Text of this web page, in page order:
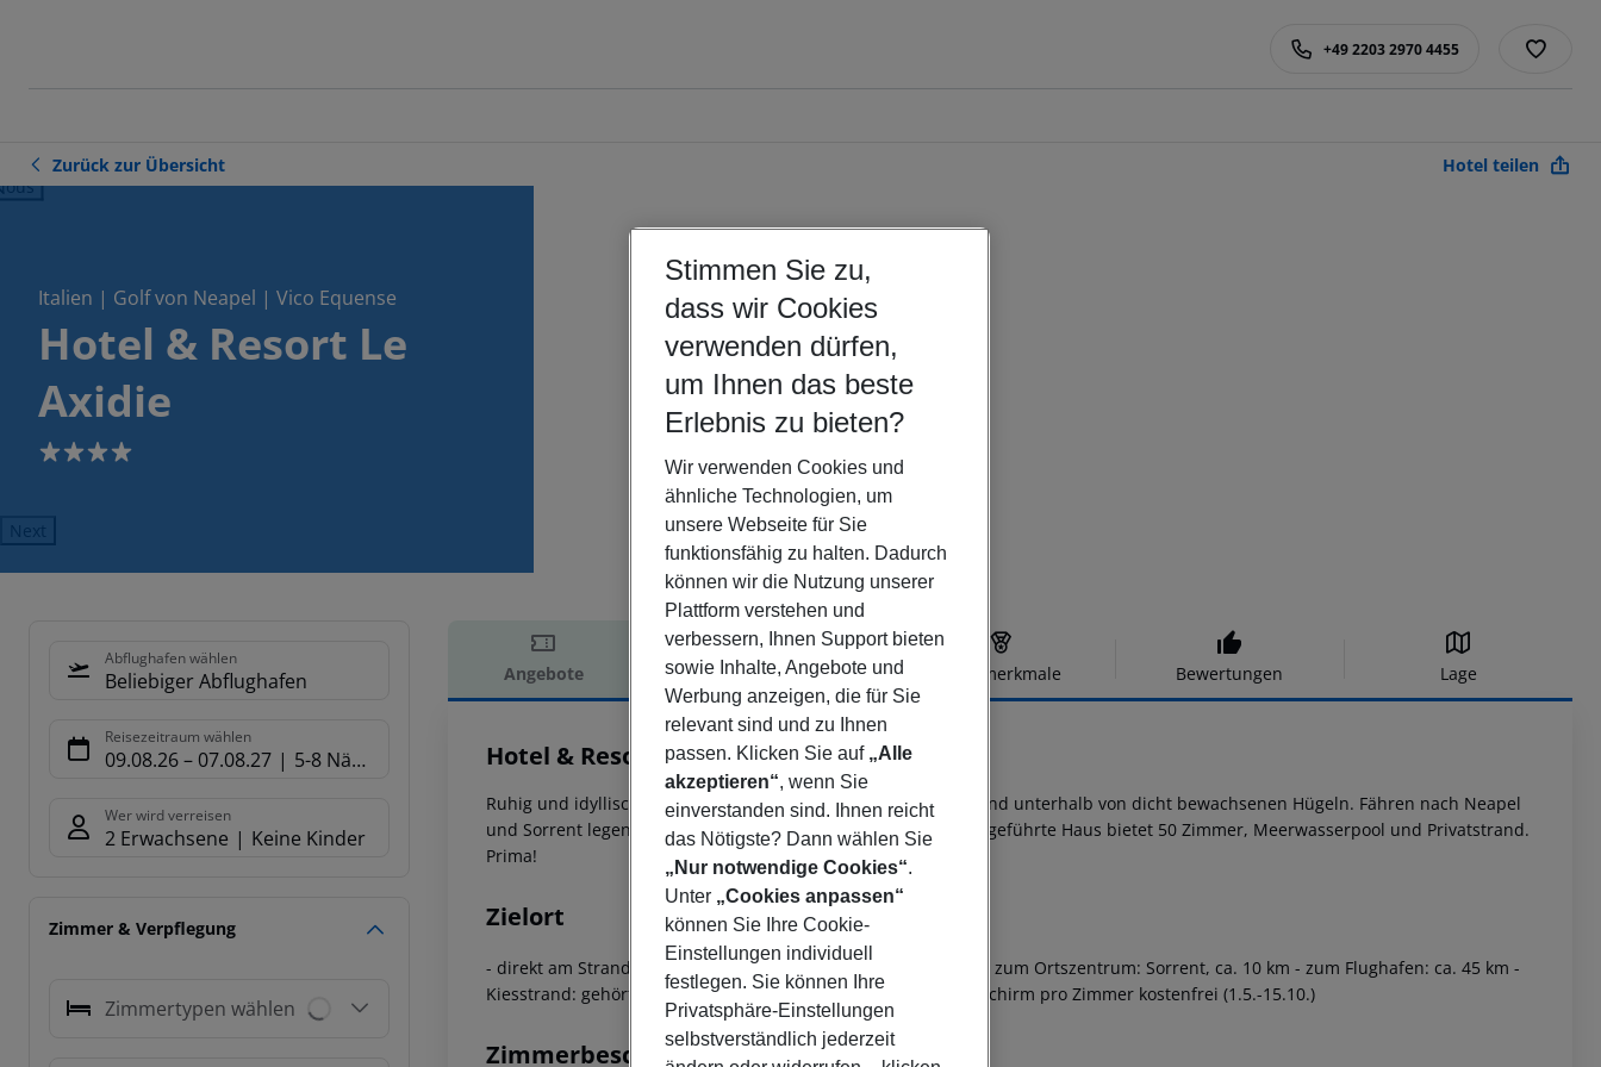
+49 2203 2970 4455
Zurück zur Übersicht Hotel teilen
Italien | Golf von Neapel | Vico Equense
Hotel & Resort Le
Axidie
4
Next
Abflughafen wählen
Beliebiger Abflughafen
Reisezeitraum wählen
09.08.26– 07.08.27 5-8 Nächte
Wer wird verreisen
2 Erwachsene Keine Kinder
Zimmer & Verpflegung
Zimmertypen wählen
Angebote Hotelbeschreibung Hotelmerkmale Bewertungen Lage
Hotelbeschreibung
Hotel & Resort Le Axidie
4
Ruhig und idyllisch liegt dieses Komforthotel direkt am Meer und unterhalb von dicht bewachsenen Hügeln. Fähren nach Neapel
und Sorrent legen in nur ca. 80 m Entfernung an. Das familiär geführte Haus bietet 50 Zimmer, Meerwasserpool und Privatstrand.
Prima!
Zielort
- direkt am Strand - zum Ortszentrum: Vico Equense, ca. 2 km - zum Ortszentrum: Sorrent, ca. 10 km - zum Flughafen: ca. 45 km -
Kiesstrand: gehört zur Anlage, 1 Liege, 1 Liegestuhl, 1 Sonnenschirm pro Zimmer kostenfrei (1.5.-15.10.)
Zimmerbeschreibung
Stimmen Sie zu,
dass wir Cookies
verwenden dürfen,
um Ihnen das beste
Erlebnis zu bieten?
Wir verwenden Cookies und
ähnliche Technologien, um
unsere Webseite für Sie
funktionsfähig zu halten. Dadurch
können wir die Nutzung unserer
Plattform verstehen und
verbessern, Ihnen Support bieten
sowie Inhalte, Angebote und
Werbung anzeigen, die für Sie
relevant sind und zu Ihnen
passen. Klicken Sie auf „Alle
akzeptieren“, wenn Sie
einverstanden sind. Ihnen reicht
das Nötigste? Dann wählen Sie
„Nur notwendige Cookies“.
Unter „Cookies anpassen“
können Sie Ihre Cookie-
Einstellungen individuell
festlegen. Sie können Ihre
Privatsphäre-Einstellungen
selbstverständlich jederzeit